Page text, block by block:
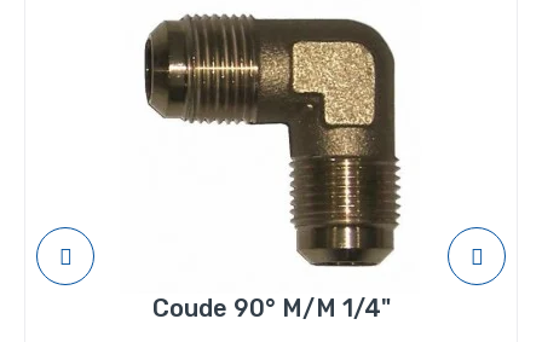
Coude 90° M/M 1/4"